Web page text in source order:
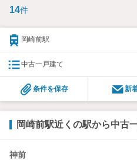
14件
岡崎前駅
中古一戸建て
条件を保存 新
岡崎前駅近くの駅から中古
神前